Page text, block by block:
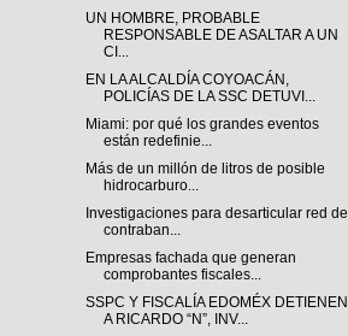
UN HOMBRE, PROBABLE
RESPONSABLE DE ASALTAR A UN
CI...
EN LA ALCALDÍA COYOACÁN,
POLICÍAS DE LA SSC DETUVI...
Miami: por qué los grandes eventos
están redefinie...
Más de un millón de litros de posible
hidrocarburo...
Investigaciones para desarticular red de
contraban...
Empresas fachada que generan
comprobantes fiscales...
SSPC Y FISCALÍA EDOMÉX DETIENEN
A RICARDO “N”, INV...